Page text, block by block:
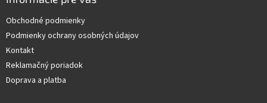
Obchodné podmienky
Podmienky ochrany osobných údajov
Kontakt
Reklamačný poriadok
Doprava a platba